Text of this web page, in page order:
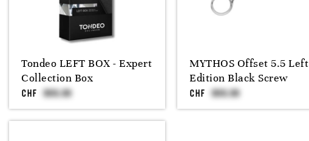
Tondeo LEFT BOX - Expert
Collection Box
CHF
MYTHOS Offset 5.5 Left
Edition Black Screw
CHF